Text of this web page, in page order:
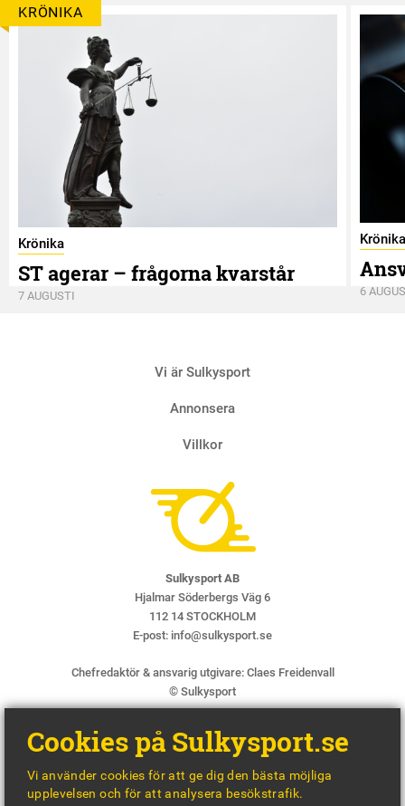
KRÖNIKA
Krönika
ST agerar – frågorna kvarstår
7 AUGUSTI
Krönika
6
Vi är Sulkysport
Annonsera
Villkor
Sulkysport AB
Hjalmar Söderbergs Väg 6
112 14 STOCKHOLM
E-post: info@sulkysport.se
Chefredaktör & ansvarig utgivare: Claes Freidenvall
© Sulkysport
Cookies på Sulkysport.se
Vi använder cookies för att ge dig den bästa möjliga
upplevelsen och för att analysera besökstrafik.